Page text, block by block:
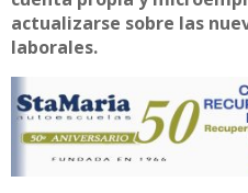
actualizarse sobre las
laborales.